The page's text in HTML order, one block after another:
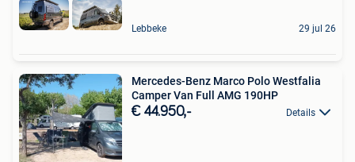
Lebbeke 29 jul 26
Mercedes-Benz Marco Polo Westfalia
Camper Van Full AMG 190HP
€ 44.950,- Details